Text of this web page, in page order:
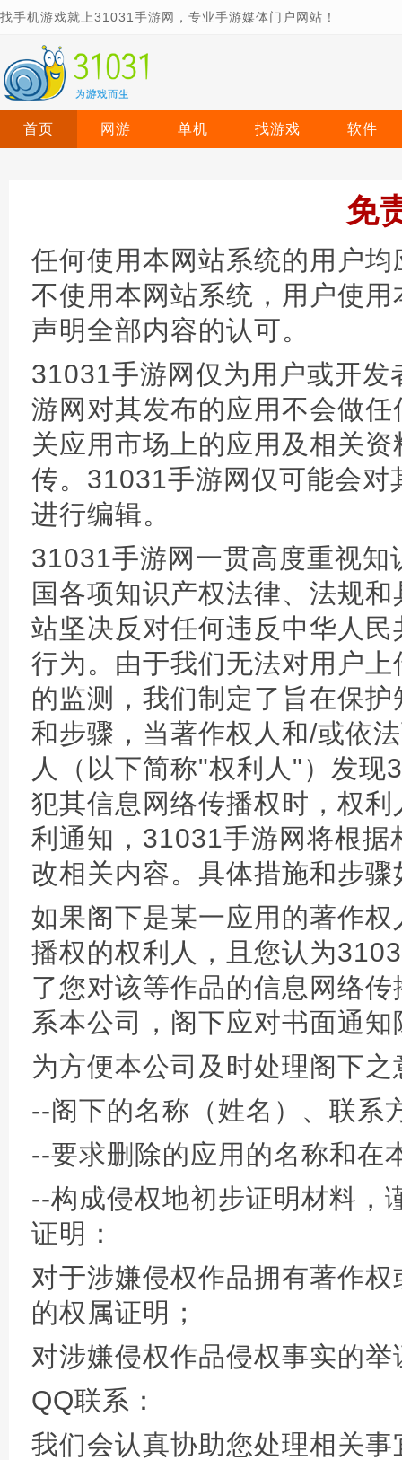
找手机游戏就上31031手游网，专业手游媒体门户网站！
首页 网游 单机 找游戏 软件
免
任何使用本网站系统的用户
不使用本网站系统，用户使
声明全部内容的认可。
31031手游网仅为用户或开
游网对其发布的应用不会做
关应用市场上的应用及相关
传。31031手游网仅可能会
进行编辑。
31031手游网一贯高度重视
国各项知识产权法律、法规
站坚决反对任何违反中华人
行为。由于我们无法对用户
的监测，我们制定了旨在保
和步骤，当著作权人和/或依
人（以下简称"权利人"）发
犯其信息网络传播权时，权
利通知，31031手游网将根
改相关内容。具体措施和步骤
如果阁下是某一应用的著作
播权的权利人，且您认为
了您对该等作品的信息网络
系本公司，阁下应对书面通
为方便本公司及时处理阁下
--阁下的名称（姓名）、联系
--要求删除的应用的名称和在
--构成侵权地初步证明材料，
证明：
对于涉嫌侵权作品拥有著作
的权属证明；
对涉嫌侵权作品侵权事实的举
QQ联系：
我们会认真协助您处理相关